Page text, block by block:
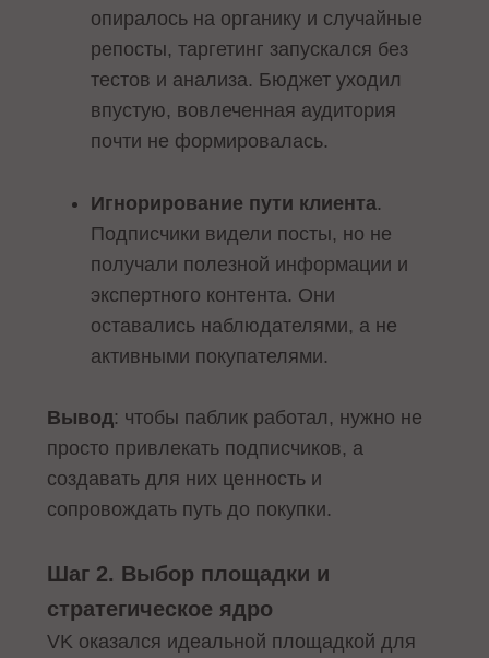
опиралось на органику и случайные
репосты, таргетинг запускался без
тестов и анализа. Бюджет уходил
впустую, вовлеченная аудитория
почти не формировалась.
Игнорирование пути клиента.
Подписчики видели посты, но не
получали полезной информации и
экспертного контента. Они
оставались наблюдателями, а не
активными покупателями.
Вывод: чтобы паблик работал, нужно не
просто привлекать подписчиков, а
создавать для них ценность и
сопровождать путь до покупки.
Шаг 2. Выбор площадки и
стратегическое ядро
VK оказался идеальной площадкой для